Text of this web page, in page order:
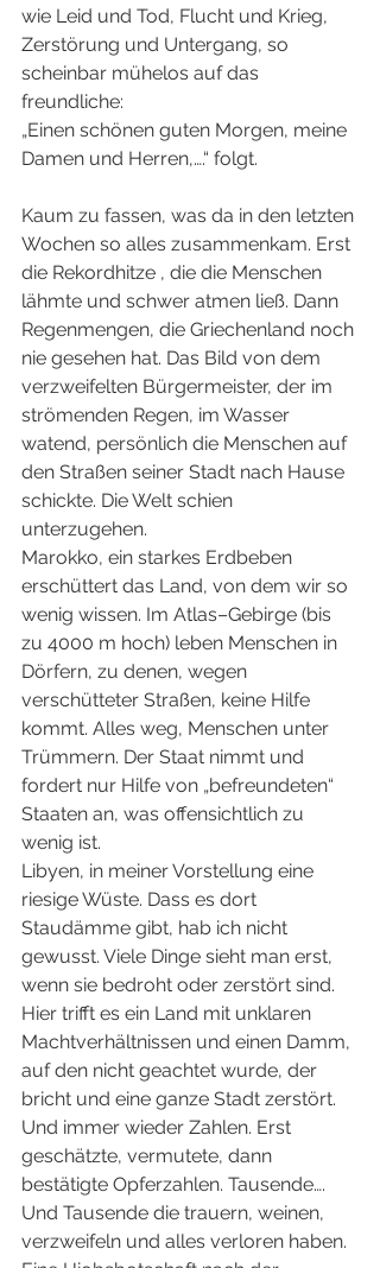
wie Leid und Tod, Flucht und Krieg,
Zerstörung und Untergang, so
scheinbar mühelos auf das
freundliche:
„Einen schönen guten Morgen, meine
Damen und Herren,….“ folgt.
Kaum zu fassen, was da in den letzten
Wochen so alles zusammenkam. Erst
die Rekordhitze , die die Menschen
lähmte und schwer atmen ließ. Dann
Regenmengen, die Griechenland noch
nie gesehen hat. Das Bild von dem
verzweifelten Bürgermeister, der im
strömenden Regen, im Wasser
watend, persönlich die Menschen auf
den Straßen seiner Stadt nach Hause
schickte. Die Welt schien
unterzugehen.
Marokko, ein starkes Erdbeben
erschüttert das Land, von dem wir so
wenig wissen. Im Atlas–Gebirge (bis
zu 4000 m hoch) leben Menschen in
Dörfern, zu denen, wegen
verschütteter Straßen, keine Hilfe
kommt. Alles weg, Menschen unter
Trümmern. Der Staat nimmt und
fordert nur Hilfe von „befreundeten“
Staaten an, was offensichtlich zu
wenig ist.
Libyen, in meiner Vorstellung eine
riesige Wüste. Dass es dort
Staudämme gibt, hab ich nicht
gewusst. Viele Dinge sieht man erst,
wenn sie bedroht oder zerstört sind.
Hier trifft es ein Land mit unklaren
Machtverhältnissen und einen Damm,
auf den nicht geachtet wurde, der
bricht und eine ganze Stadt zerstört.
Und immer wieder Zahlen. Erst
geschätzte, vermutete, dann
bestätigte Opferzahlen. Tausende….
Und Tausende die trauern, weinen,
verzweifeln und alles verloren haben.